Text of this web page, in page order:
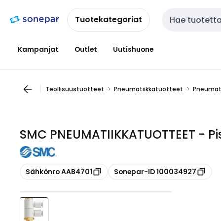
navigointiinsisältöönTuotekategoriat Haku
Kampanjat Outlet Uutishuone
Teollisuustuotteet Pneumatiikkatuotteet
SMC PNEUMATIIKKATUOTTEET -
Kopioi
Sähkönro AAB4701 Kopioi
Sonepar-ID 100034927